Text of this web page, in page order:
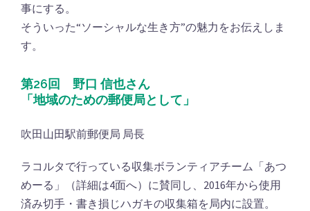
事にする。
そういった“ソーシャルな生き方”の魅力をお伝えしま
す。
第26回 野口 信也さん
「地域のための郵便局として」
吹田山田駅前郵便局 局長
ラコルタで行っている収集ボランティアチーム「あつ
めーる」（詳細は4面へ）に賛同し、2016年から使用
済み切手・書き損じハガキの収集箱を局内に設置。